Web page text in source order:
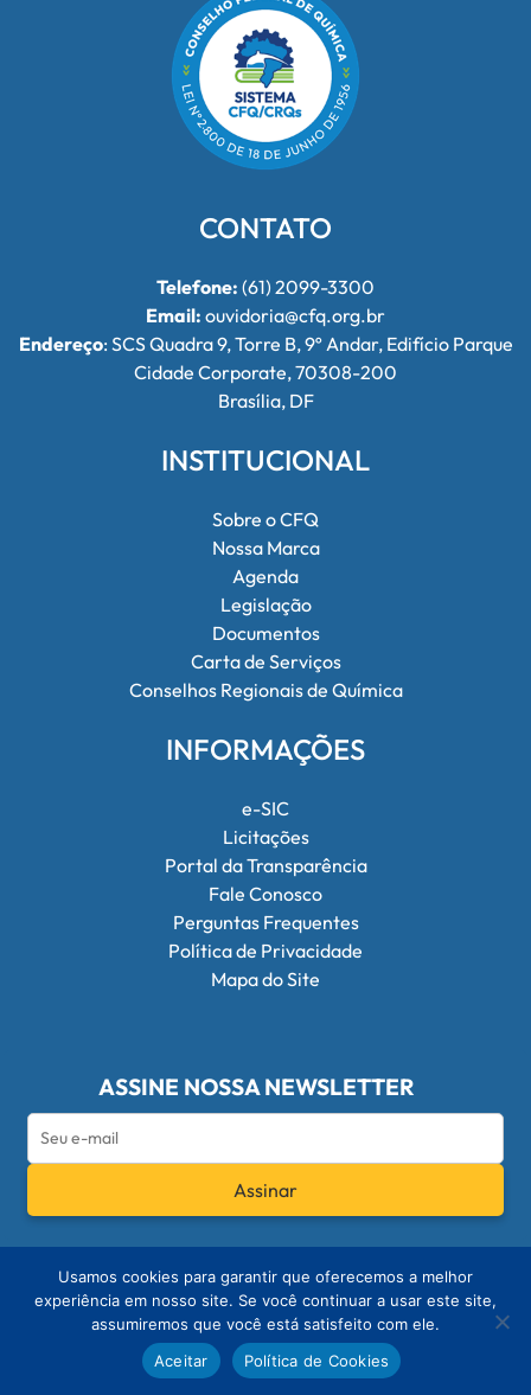
CONTATO
Telefone: (61) 2099-3300
Email: ouvidoria@cfq.org.br
Endereço: SCS Quadra 9, Torre B, 9º Andar, Edifício Parque
Cidade Corporate, 70308-200
Brasília, DF
INSTITUCIONAL
Sobre o CFQ
Nossa Marca
Agenda
Legislação
Documentos
Carta de Serviços
Conselhos Regionais de Química
INFORMAÇÕES
e-SIC
Licitações
Portal da Transparência
Fale Conosco
Perguntas Frequentes
Política de Privacidade
Mapa do Site
ASSINE NOSSA NEWSLETTER
Assinar
Redes Sociais do Conselho Federal de
© 2026 - Conselho Federal de Química
Usamos cookies para garantir que oferecemos a melhor
experiência em nosso site. Se você continuar a usar este site,
assumiremos que você está satisfeito com ele.
Aceitar
Política de Cookies